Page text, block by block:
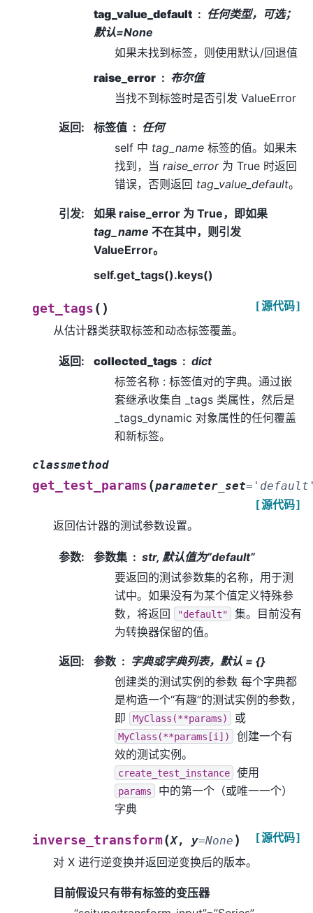
tag_value_default
任何类型，可选；
默认=None
如果未找到标签，则使用默认/回退值
raise_error
布尔值
当找不到标签时是否引发 ValueError
返回: 标签值
任何
self 中 tag_name 标签的值。如果未
找到，当 raise_error为 True 时返回
错误，否则返回 tag_value_default。
引发:
如果 raise_error 为 True，即如果
tag_name 不在其中，则引发
ValueError。
self.get_tags().keys()
get_tags ( ) [源代码]
从估计器类获取标签和动态标签覆盖。
返回: collected_tags
dict
标签名称 : 标签值对的字典。通过嵌
套继承收集自 _tags 类属性，然后是
_tags_dynamic 对象属性的任何覆盖
和新标签。
classmethod
get_test_params (parameter_set=
[源代码]
返回估计器的测试参数设置。
参数: 参数集
str, 默认值为”default”
要返回的测试参数集的名称，用于测
试中。如果没有为某个值定义特殊参
数，将返回
"default"
集。目前没有
为转换器保留的值。
返回: 参数
字典或字典列表，默认 = {}
创建类的测试实例的参数 每个字典都
是构造一个“有趣”的测试实例的参数，
即
MyClass(**params) 或
MyClass(**params[i])
创建一个有
效的测试实例。
create_test_instance 使用
params
中的第一个（或唯一一个）
字典
inverse_transform(X, y=None ) [源代码]
对 X 进行逆变换并返回逆变换后的版本。
目前假设只有带有标签的变压器